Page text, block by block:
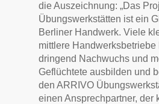
die Auszeichnung: „Das
Übungswerkstätten ist ein
Berliner Handwerk. Viele
mittlere Handwerksbetriebe
dringend Nachwuchs und
Geflüchtete ausbilden und
den ARRIVO
einen Ansprechpartner, der